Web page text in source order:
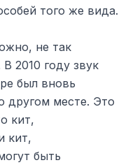
того же вида.
не так
2010 году звук
был вновь
другом месте. Это
кит,
кит,
быть